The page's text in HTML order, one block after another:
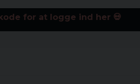
for at logge ind her 💀